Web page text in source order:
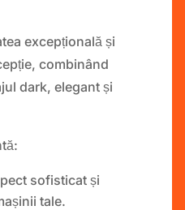
excepțională și
combinând
dark, elegant și
sofisticat și
tale.